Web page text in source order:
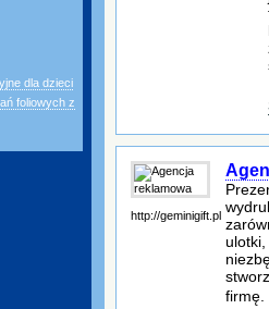
dla dzieci
foliowych z
http://geminigift.pl
ulotki,
firmę.